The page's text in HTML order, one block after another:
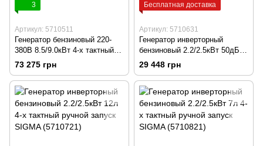
3
Артикул: 5710511
Генератор бензиновый 220-
380В 8.5/9.0кВт 4-х тактный
электрозапуск SIGMA
(5710511)
73 275 грн
Бесплатная доставка
Артикул: 5710631
Генератор инверторный
бензиновый 2.2/2.5кВт 50дБ 4-
х тактный ручной запуск
SIGMA (5710631)
29 448 грн